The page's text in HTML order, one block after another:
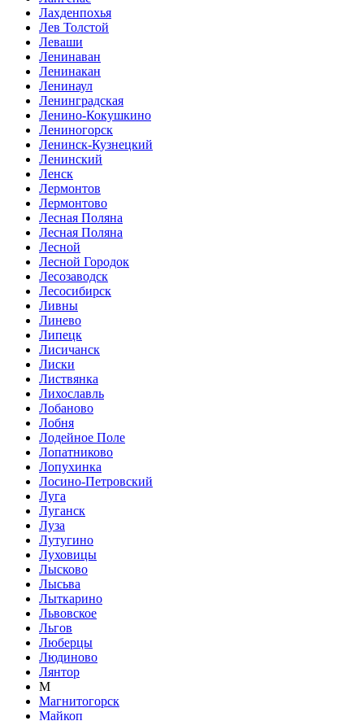
Лахденпохья
Лев Толстой
Леваши
Ленинаван
Ленинакан
Ленинаул
Ленинградская
Ленино-Кокушкино
Лениногорск
Ленинск-Кузнецкий
Ленинский
Ленск
Лермонтов
Лермонтово
Лесная Поляна
Лесная Поляна
Лесной
Лесной Городок
Лесозаводск
Лесосибирск
Ливны
Линево
Липецк
Лисичанск
Лиски
Листвянка
Лихославль
Лобаново
Лобня
Лодейное Поле
Лопатниково
Лопухинка
Лосино-Петровский
Луга
Луганск
Луза
Лутугино
Луховицы
Лысково
Лысьва
Лыткарино
Львовское
Льгов
Люберцы
Людиново
Лянтор
М
Магнитогорск
Майкоп